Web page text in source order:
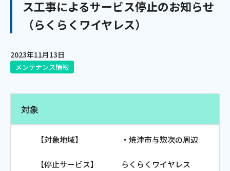
インターネット
ス工事によるサービス停止のお知らせ
（らくらくワイヤレス）
2023年11月13日
メンテナンス情報
対象
【対象地域】 ・焼津市与惣次の周辺
【停止サービス】 らくらくワイヤレス